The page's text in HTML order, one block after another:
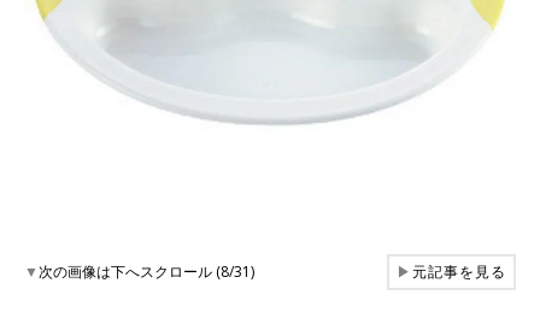
▼次の画像は下へスクロール (8/31) ▶元記事を見る